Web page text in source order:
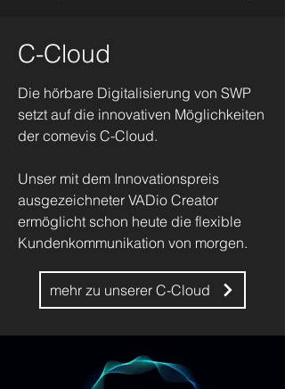
C-Cloud
Die hörbare Digitalisierung von SWP
setzt auf die innovativen Möglichkeiten
der comevis C-Cloud.
Unser mit dem Innovationspreis
ausgezeichneter VADio Creator
ermöglicht schon heute die flexible
Kundenkommunikation von morgen.
mehr zu unserer C-Cloud